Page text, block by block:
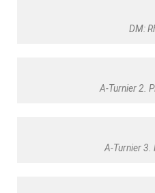
DM:
A-Turnier 2.
A-Turnier 3.